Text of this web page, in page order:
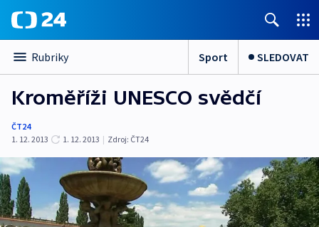
Rubriky Sport SLEDOVAT
Kroměříži UNESCO svědčí
ČT24
1. 12. 2013
1. 12. 2013 | Zdroj: ČT24